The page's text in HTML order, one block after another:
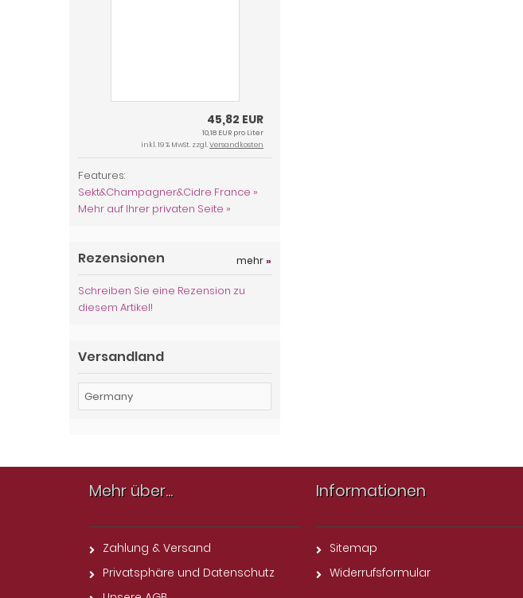
45,82 EUR
10,18 EUR pro Liter
inkl. 19 % MwSt. zzgl.Versandkosten
Features:
Sekt&Champagner&Cidre France »
Mehr auf Ihrer privaten Seite »
Rezensionen mehr»
Schreiben Sie eine Rezension zu
diesem Artikel!
Versandland
Mehr über...
Zahlung & Versand
Privatsphäre und Datenschutz
Informationen
Sitemap
Widerrufsformular